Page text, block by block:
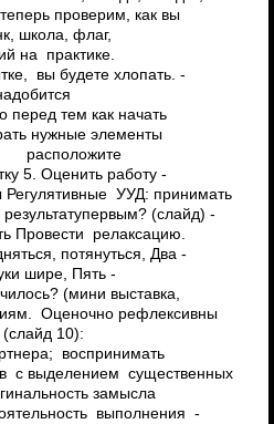
проверим, как вы
школа, флаг,
на практике.
вы будете хлопать.
перед тем как начать
нужные элементы
расположите
5. Оценить работу
Регулятивные УУД: принимать
(слайд)
Провести релаксацию.
потянуться, Два
шире, Пять
(мини выставка,
Оценочно­ рефлексивны
10):
воспринимать
с выделением существенных
замысла
выполнения